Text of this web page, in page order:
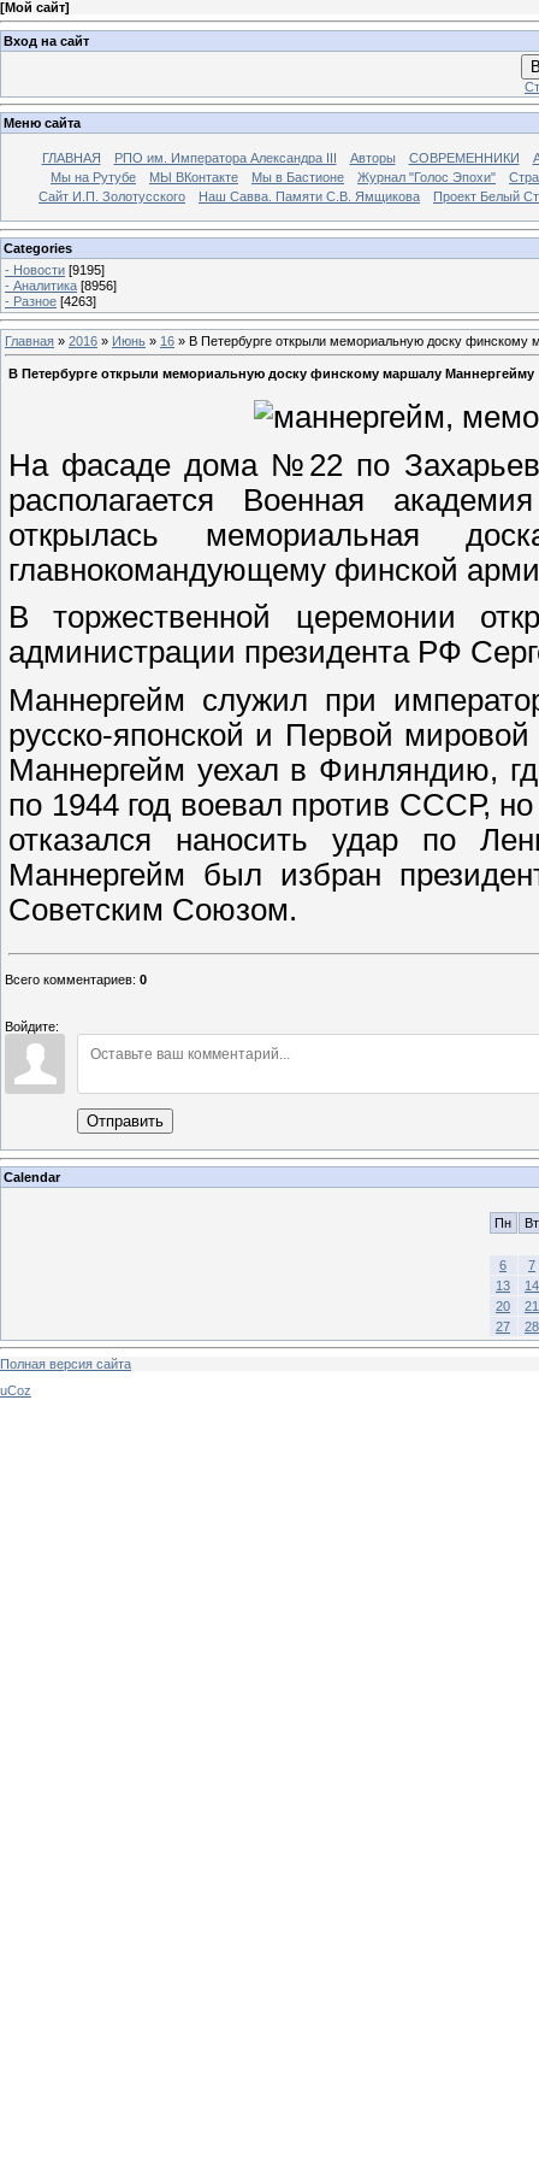
[Мой сайт]
Вход на сайт
Меню сайта
ГЛАВНАЯ РПО им. Императора Александра III Авторы СОВРЕМЕННИКИ
Мы на Рутубе
МЫ ВКонтакте Мы в Бастионе Журнал "Голос Эпохи"
Сайт И.П. Золотусского
Наш Савва. Памяти С.В. Ямщикова Проект Белый
Categories
- Новости [9195]
- Аналитика [8956]
- Разное [4263]
Главная » 2016 » Июнь » 16 » В Петербурге открыли мемориальную доску финскому
В Петербурге открыли мемориальную доску финскому маршалу Маннергейму
На фасаде дома №22 по
располагается Военная
открылась мемориальная
главнокомандующему финской
В торжественной церемонии
администрации президента РФ
Маннергейм служил при
русско-японской и Первой
Маннергейм уехал в Финляндию,
по 1944 год воевал против СССР,
отказался наносить удар по
Маннергейм был избран
Советским Союзом.
Всего комментариев: 0
Войдите:
Отправить
Calendar
Пн Вт
6
7
13
14
20
21
27
28
Полная версия сайта
uCoz